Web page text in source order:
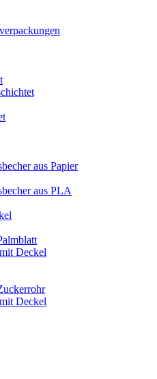
aus Papier
aus PLA
Deckel
Deckel